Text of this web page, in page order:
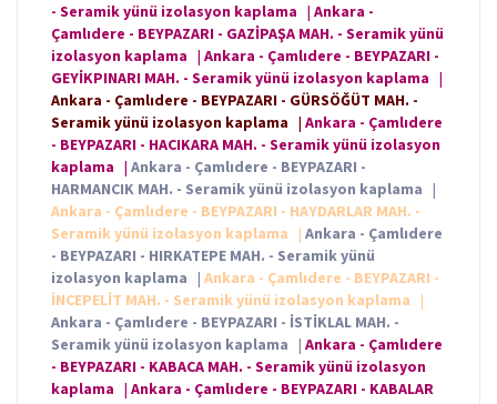
- Seramik yünü izolasyon kaplama | Ankara -
Çamlıdere - BEYPAZARI - GAZİPAŞA MAH. - Seramik yünü
izolasyon kaplama | Ankara - Çamlıdere - BEYPAZARI -
GEYİKPINARI MAH. - Seramik yünü izolasyon kaplama |
Ankara - Çamlıdere - BEYPAZARI - GÜRSÖĞÜT MAH. -
Seramik yünü izolasyon kaplama | Ankara - Çamlıdere
- BEYPAZARI - HACIKARA MAH. - Seramik yünü izolasyon
kaplama | Ankara - Çamlıdere - BEYPAZARI -
HARMANCIK MAH. - Seramik yünü izolasyon kaplama |
Ankara - Çamlıdere - BEYPAZARI - HAYDARLAR MAH. -
Seramik yünü izolasyon kaplama
| Ankara - Çamlıdere
- BEYPAZARI - HIRKATEPE MAH. - Seramik yünü
izolasyon kaplama | Ankara - Çamlıdere - BEYPAZARI -
İNCEPELİT MAH. - Seramik yünü izolasyon kaplama
|
Ankara - Çamlıdere - BEYPAZARI - İSTİKLAL MAH. -
Seramik yünü izolasyon kaplama | Ankara - Çamlıdere
- BEYPAZARI - KABACA MAH. - Seramik yünü izolasyon
kaplama | Ankara - Çamlıdere - BEYPAZARI - KABALAR